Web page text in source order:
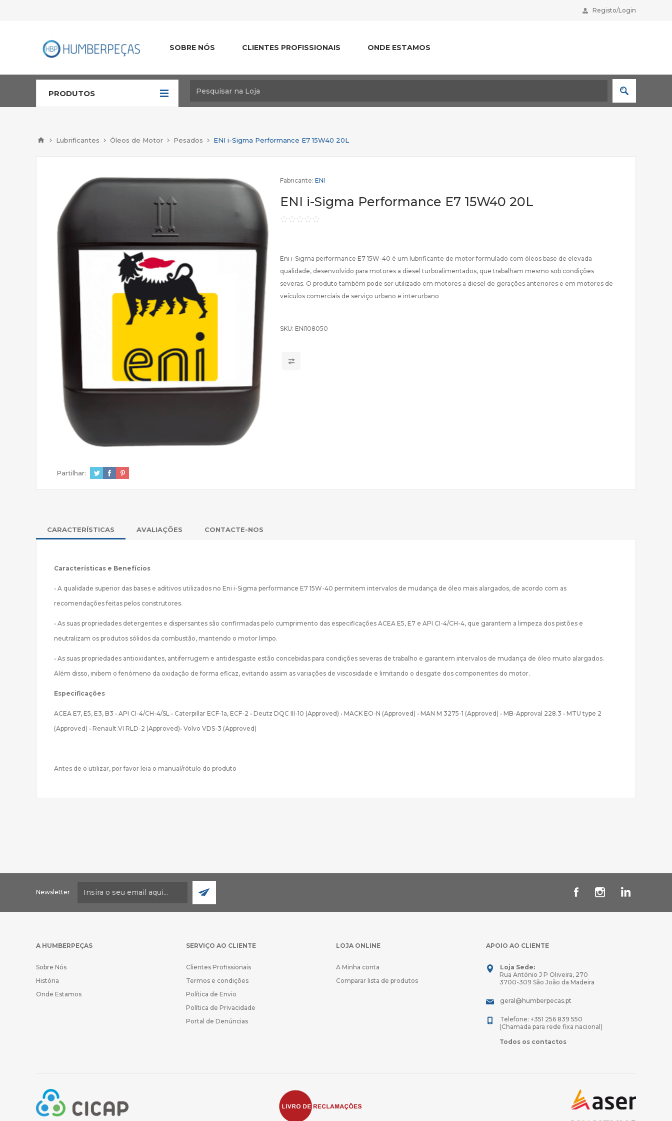
Registo/Login
SOBRE NÓS CLIENTES PROFISSIONAIS ONDE ESTAMOS
PRODUTOS
Lubrificantes Óleos de Motor Pesados ENI i-Sigma Performance E7 15W40 20L
Fabricante: ENI
ENI i-Sigma Performance E7 15W40 20L
Eni i-Sigma performance E7 15W-40 é um lubrificante de motor formulado com óleos base de elevada
qualidade, desenvolvido para motores a diesel turboalimentados, que trabalham mesmo sob condições
severas. O produto também pode ser utilizado em motores a diesel de gerações anteriores e em motores de
veículos comerciais de serviço urbano e interurbano
SKU: ENI108050
Partilhar:
CARACTERÍSTICAS AVALIAÇÕES CONTACTE-NOS
Características e Benefícios
• A qualidade superior das bases e aditivos utilizados no Eni i-Sigma performance E7 15W-40 permitem intervalos de mudança de óleo mais alargados, de acordo com as
recomendações feitas pelos construtores.
• As suas propriedades detergentes e dispersantes são confirmadas pelo cumprimento das especificações ACEA E5, E7 e API CI-4/CH-4, que garantem a limpeza dos pistões e
neutralizam os produtos sólidos da combustão, mantendo o motor limpo.
• As suas propriedades antioxidantes, antiferrugem e antidesgaste estão concebidas para condições severas de trabalho e garantem intervalos de mudança de óleo muito alargados.
Além disso, inibem o fenómeno da oxidação de forma eficaz, evitando assim as variações de viscosidade e limitando o desgate dos componentes do motor.
Especificações
ACEA E7, E5, E3, B3 • API CI-4/CH-4/SL • Caterpillar ECF-1a, ECF-2 • Deutz DQC III-10 (Approved) • MACK EO-N (Approved) • MAN M 3275-1 (Approved) • MB-Approval 228.3 • MTU type 2
(Approved) • Renault VI RLD-2 (Approved)• Volvo VDS-3 (Approved)
Antes de o utilizar, por favor leia o manual/rótulo do produto
Newsletter
A HUMBERPEÇAS
Sobre Nós
História
Onde Estamos
SERVIÇO AO CLIENTE
Clientes Profissionais
Termos e condições
Política de Envio
Política de Privacidade
Portal de Denúncias
LOJA ONLINE
A Minha conta
Comparar lista de produtos
APOIO AO CLIENTE
Loja Sede:
Rua António J P Oliveira, 270
3700-309 São João da Madeira
geral@humberpecas.pt
Telefone: +351 256 839 550
(Chamada para rede fixa nacional)
Todos os contactos